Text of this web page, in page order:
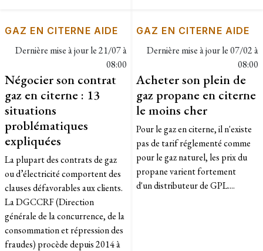
GAZ EN CITERNE AIDE
Dernière mise à jour le21/07 à
08:00
Négocier son contrat
gaz en citerne : 13
situations
problématiques
expliquées
La plupart des contrats de gaz
ou d’électricité comportent des
clauses défavorables aux clients.
La DGCCRF (Direction
générale de la concurrence, de la
consommation et répression des
fraudes) procède depuis 2014 à
GAZ EN CITERNE AIDE
Dernière mise à jour le07/02 à
08:00
Acheter son plein de
gaz propane en citerne
le moins cher
Pour le gaz en citerne, il n'existe
pas de tarif réglementé comme
pour le gaz naturel, les prix du
propane varient fortement
d'un distributeur de GPL....